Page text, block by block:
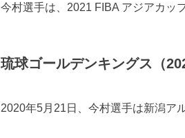
今村選手は、2021 FIBA アジアカッ
琉球ゴールデンキングス（
2020年5月21日、今村選手は新潟ア